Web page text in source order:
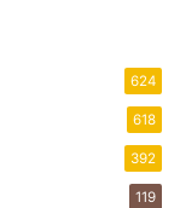
624
618
392
119